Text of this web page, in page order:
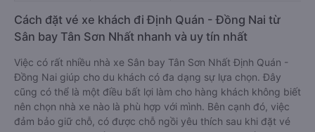
Cách đặt vé xe khách đi Định Quán - Đồng Nai từ
Sân bay Tân Sơn Nhất nhanh và uy tín nhất
Việc có rất nhiều nhà xe Sân bay Tân Sơn Nhất Định Quán -
Đồng Nai giúp cho du khách có đa dạng sự lựa chọn. Đây
cũng có thể là một điều bất lợi làm cho hàng khách không biết
nên chọn nhà xe nào là phù hợp với mình. Bên cạnh đó, việc
đảm bảo giữ chỗ, có được chỗ ngồi yêu thích sau khi đặt vé